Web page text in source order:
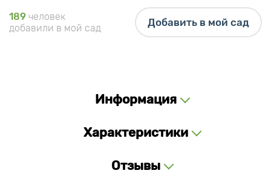
189 человек
добавили в мой сад
Добавить в мой сад
Информация
Характеристики
Отзывы